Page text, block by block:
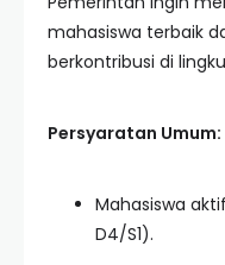
mahasiswa terbaik
berkontribusi di
Persyaratan Umum:
Mahasiswa
D4/S1).